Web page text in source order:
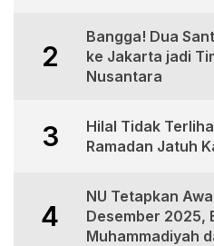
2
Bangga! Dua
ke Jakarta jadi
Nusantara
3
Hilal Tidak
Ramadan Jatuh
4
NU Tetapkan
Desember 2025,
Muhammadiyah